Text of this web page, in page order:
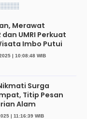
Merawat
dan UMRI Perkuat
Imbo Putui
| 10:08:48 WIB
Surga
Titip Pesan
Alam
| 11:16:39 WIB